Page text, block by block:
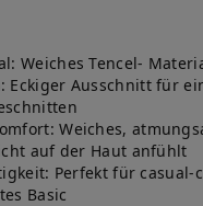
Weiches Tencel-
Eckiger Ausschnitt für
Weiches,
auf der Haut anfühlt
Perfekt für casual-
Basic